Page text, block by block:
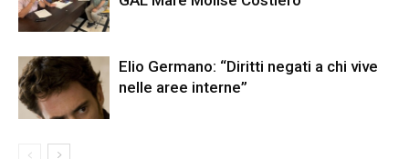
Elio Germano: “Diritti negati a chi vive
nelle aree interne”